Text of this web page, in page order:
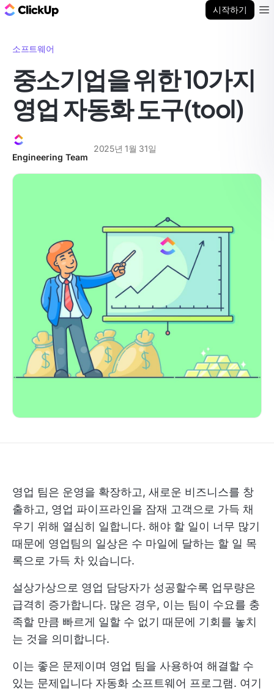
시작하기
소프트웨어
중소기업을 위한 10가지
영업 자동화 도구(tool)
Engineering Team
2025년 1월 31일
영업 팀은 운영을 확장하고, 새로운 비즈니스를 창
출하고, 영업 파이프라인을 잠재 고객으로 가득 채
우기 위해 열심히 일합니다. 해야 할 일이 너무 많기
때문에 영업팀의 일상은 수 마일에 달하는 할 일 목
록으로 가득 차 있습니다.
설상가상으로 영업 담당자가 성공할수록 업무량은
급격히 증가합니다. 많은 경우, 이는 팀이 수요를 충
족할 만큼 빠르게 일할 수 없기 때문에 기회를 놓치
는 것을 의미합니다.
이는 좋은 문제이며 영업 팀을 사용하여 해결할 수
있는 문제입니다 자동화 소프트웨어 프로그램. 여기